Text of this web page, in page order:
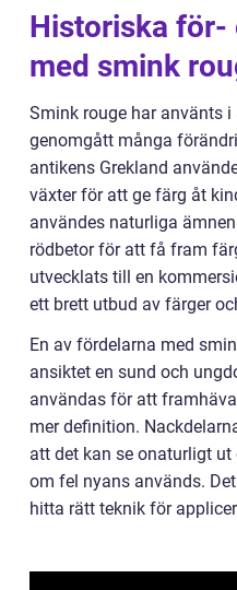
Historiska för-
med smink
Smink rouge har använts
genomgått många
antikens Grekland
växter för att ge färg åt
användes naturliga
rödbetor för att få fram
utvecklats till en
ett brett utbud av färger
En av fördelarna med
ansiktet en sund och
användas för att
mer definition.
att det kan se onaturligt
om fel nyans används.
hitta rätt teknik för